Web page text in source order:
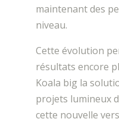
maintenant des
niveau.
Cette évolution
résultats encore
Koala big la
projets lumineux
cette nouvelle